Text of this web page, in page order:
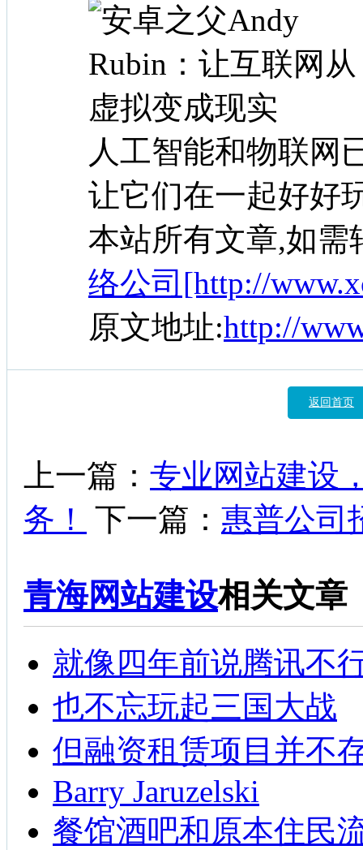
人工智能和物联网
让它们在一起好好
本站所有文章,如需
络公司[http://
原文地址:http://
返回首页
上一篇： 专业网站建设
务！
下一篇： 惠普公司
青海网站建设相关文章
就像四年前说腾讯不
也不忘玩起三国大战
但融资租赁项目并不
Barry Jaruzelski
餐馆酒吧和原本住民